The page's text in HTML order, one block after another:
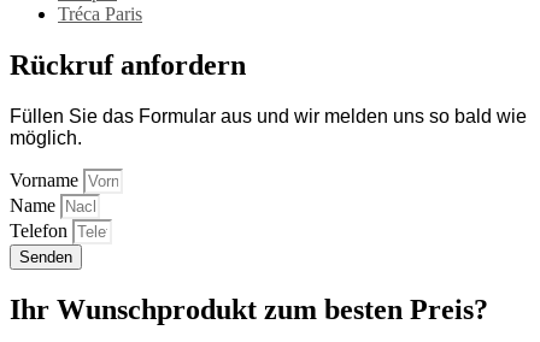
Tréca Paris
Rückruf anfordern
Füllen Sie das Formular aus und wir melden uns so bald wie
möglich.
Vorname
Name
Telefon
Senden
Ihr Wunschprodukt zum besten Preis?